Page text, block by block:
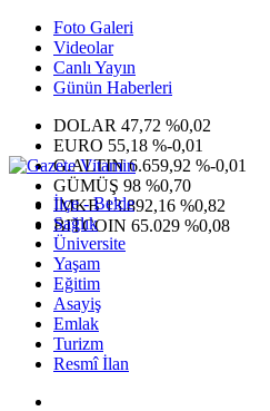
Foto Galeri
Videolar
Canlı Yayın
Günün Haberleri
DOLAR 47,72 %0,02
EURO 55,18 %-0,01
G.ALTIN6.659,92 %-0,01
GÜMÜŞ 98 %0,70
IMKB13.892,16 %0,82
BITCOIN 65.029 %0,08
İlçe - Belde
Sağlık
Üniversite
Yaşam
Eğitim
Asayiş
Emlak
Turizm
Resmî İlan